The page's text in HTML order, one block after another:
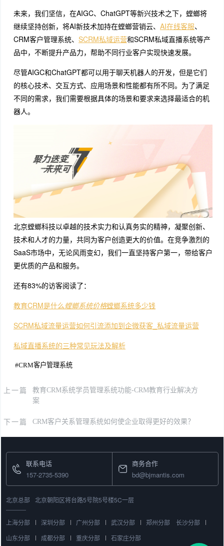
未来，我们坚信，在AIGC、ChatGPT等新兴技术之下，螳螂将
继续坚持创新，将AI新技术加持在螳螂营销云、 AI在线客服、
CRM客户管理系统、 SCRM私域运营和SCRM私域直播系统等产
品中，不断提升产品力，帮助不同行业客户实现快速发展。
尽管AIGC和ChatGPT都可以用于聊天机器人的开发，但是它们
的核心技术、交互方式、应用场景和性能都有所不同。为了满足
不同的需求，我们需要根据具体的场景和要求来选择最适合的机
器人。
北京螳螂科技以卓越的技术实力和认真务实的精神，凝聚创新、
技术和人才的力量，共同为客户创造更大的价值。在竞争激烈的
SaaS市场中，无论风雨变幻，我们一直坚持客户第一，带给客户
更优质的产品和服务。
还有83%的访客阅读了：
教育CRM是什么螳螂系统价格螳螂系统多少钱
SCRM私域流量运营如何引流添加到企微获客_私域流量运营
私域直播系统的三种常见玩法及解析
#CRM客户管理系统
上一篇
教育CRM系统学员管理系统功能-CRM教育行业解决方
案
下一篇 CRM客户关系管理系统如何使企业取得更好的效果？
联系电话
157-2735-5390
商务合作
bd@bjmantis.com
北京总部 北京朝阳区将台路5号院5号楼5C一层
上海分部 深圳分部 广州分部 武汉分部 郑州分部
长沙分部
山东分部
成都分部 重庆分部 石家庄分部